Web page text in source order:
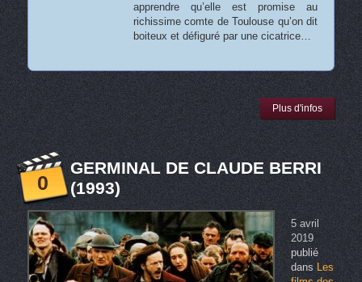
apprendre qu’elle est promise au
richissime comte de Toulouse qu’on dit
boiteux et défiguré par une cicatrice…
Plus d'infos
0
GERMINAL DE CLAUDE BERRI
(1993)
5 avril
2019
publié
dansLes